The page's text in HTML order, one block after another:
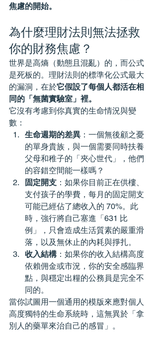
焦慮的開始。
為什麼理財法則無法拯救
你的財務焦慮？
世界是高熵（動態且混亂）的，而公式
是死板的。理財法則的標準化公式最大
的漏洞，在於它假設了每個人都活在相
同的「無菌實驗室」裡。
它沒有考慮到你真實的生命情況與變
數：
生命週期的差異 ：一個無後顧之憂
的單身貴族，與一個需要同時扶養
父母和稚子的「夾心世代」，他們
的容錯空間能一樣嗎？
固定開支 ：如果你目前正在供樓、
支付孩子的學費，每月的固定開支
可能已經佔了總收入的 70%。此
時，強行將自己塞進「631 比
例」，只會造成生活質素的嚴重滑
落，以及無休止的內耗與掙扎。
收入結構 ：如果你的收入結構高度
依賴佣金或市況，你的安全感臨界
點，與穩定出糧的公務員是完全不
同的。
當你試圖用一個通用的模版來應對個人
高度獨特的生命系統時，這無異於「拿
別人的藥單來治自己的感冒」。